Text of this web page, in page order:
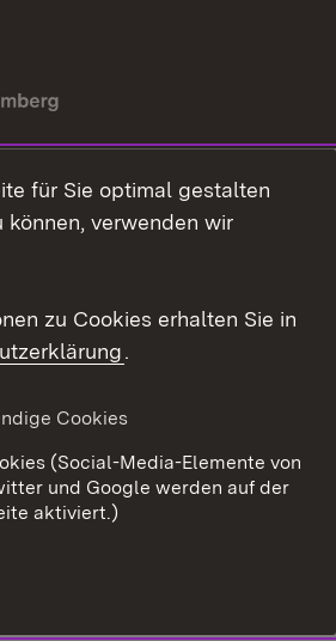
für Sie optimal gestalten
können, verwenden wir
zu Cookies erhalten Sie in
.
Cookies
(Social-Media-Elemente von
und Google werden auf der
aktiviert.)